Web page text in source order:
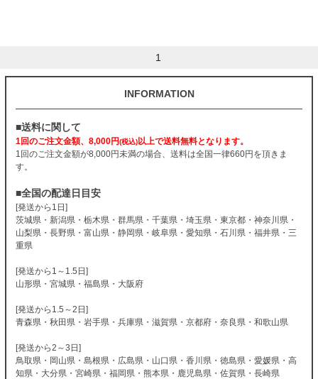
1
INFORMATION
■送料に関して
1回のご注文金額、8,000円(税込)以上で送料無料となります。
1回のご注文金額が8,000円未満の場合、送料は全国一律660円を頂きま
す。
■全国の配達日目安
[発送から1日]
茨城県・新潟県・栃木県・群馬県・千葉県・埼玉県・東京都・神奈川県・
山梨県・長野県・富山県・静岡県・岐阜県・愛知県・石川県・福井県・三
重県
[発送から1～1.5日]
山形県・宮城県・福島県・大阪府
[発送から1.5～2日]
青森県・秋田県・岩手県・兵庫県・滋賀県・京都府・奈良県・和歌山県
[発送から2～3日]
鳥取県・岡山県・島根県・広島県・山口県・香川県・徳島県・愛媛県・高
知県・大分県・宮崎県・福岡県・熊本県・鹿児島県・佐賀県・長崎県